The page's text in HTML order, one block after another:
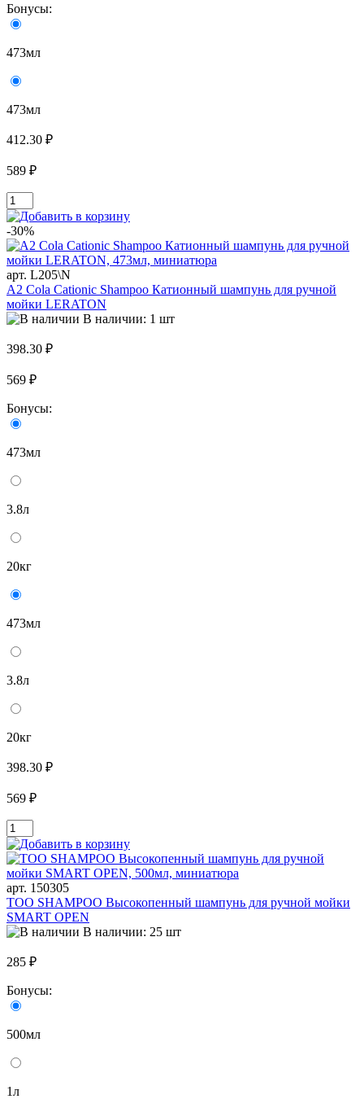
Бонусы:
473мл
473мл
412.30 ₽
589 ₽
-30%
арт. L205\N
A2 Cola Cationic Shampoo Катионный шампунь для ручной
мойки LERATON
В наличии: 1 шт
398.30 ₽
569 ₽
Бонусы:
473мл
3.8л
20кг
473мл
3.8л
20кг
398.30 ₽
569 ₽
арт. 150305
TOO SHAMPOO Высокопенный шампунь для ручной мойки
SMART OPEN
В наличии: 25 шт
285 ₽
Бонусы:
500мл
1л